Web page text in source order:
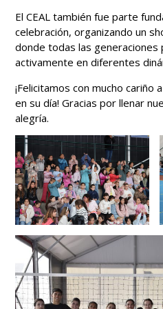
El CEAL también fue parte
celebración, organizando un
donde todas las generaciones
activamente en diferentes
¡Felicitamos con mucho cariño
en su día! Gracias por llenar
alegría.